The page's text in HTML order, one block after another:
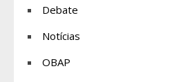
Debate
Notícias
OBAP